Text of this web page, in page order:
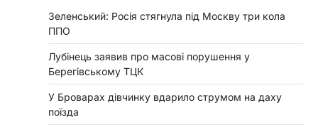
Зеленський: Росія стягнула під Москву три кола
ППО
Лубінець заявив про масові порушення у
Берегівському ТЦК
У Броварах дівчинку вдарило струмом на даху
поїзда